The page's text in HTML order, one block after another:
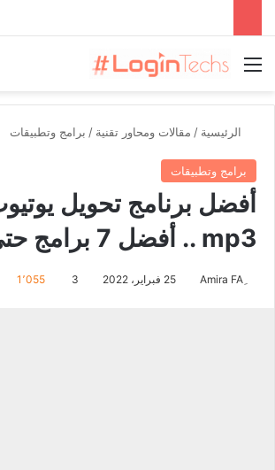
القائمة
الرئيسية / مقالات ومحاور تقنية / برامج وتطبيقات
برامج وتطبيقات
أفضل برنامج تحويل
mp3 .. أفضل 7 برامج حتى الآن
25 فبراير، 2022 3 1٬055